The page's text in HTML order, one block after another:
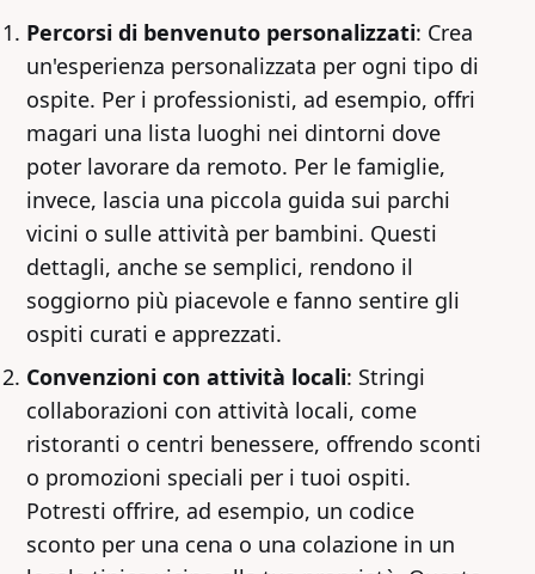
Percorsi di benvenuto personalizzati: Crea
un'esperienza personalizzata per ogni tipo di
ospite. Per i professionisti, ad esempio, offri
magari una lista luoghi nei dintorni dove
poter lavorare da remoto. Per le famiglie,
invece, lascia una piccola guida sui parchi
vicini o sulle attività per bambini. Questi
dettagli, anche se semplici, rendono il
soggiorno più piacevole e fanno sentire gli
ospiti curati e apprezzati.
Convenzioni con attività locali: Stringi
collaborazioni con attività locali, come
ristoranti o centri benessere, offrendo sconti
o promozioni speciali per i tuoi ospiti.
Potresti offrire, ad esempio, un codice
sconto per una cena o una colazione in un